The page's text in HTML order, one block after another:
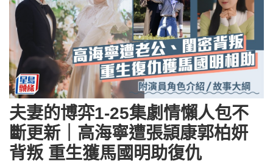
夫妻的博弈1-25集劇情懶人包不
斷更新｜高海寧遭張頴康郭柏妍
背叛 重生獲馬國明助復仇